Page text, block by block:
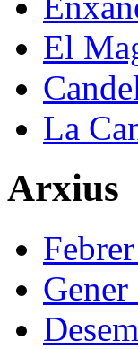
El
La
Arxius
Gener